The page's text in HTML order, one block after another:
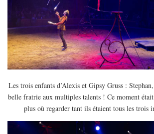
Les trois enfants d’Alexis et Gipsy Gruss :
belle fratrie aux multiples talents ! Ce moment
plus où regarder tant ils étaient tous les trois